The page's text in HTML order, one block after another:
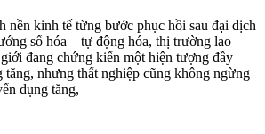
nền kinh tế từng bước phục hồi sau đại dịch
số hóa – tự động hóa, thị trường lao
đang chứng kiến một hiện tượng đầy
tăng, nhưng thất nghiệp cũng không ngừng
dụng tăng,